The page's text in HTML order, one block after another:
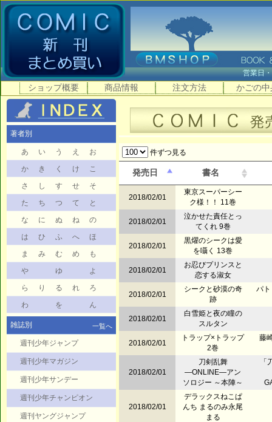
営業
ショップ概要 商品情報 注文方法 かごの中
著者別
あ い う え
お
か
き く け
こ
さ
し す せ
そ
た
ち つ て
と
な
に ぬ ね
の
は
ひ ふ へ
ほ
ま
み む め
も
や
ゆ
よ
ら
り る れ
ろ
わ
を ん
雑誌別 一覧へ
週刊少年ジャンプ
週刊少年マガジン
週刊少年サンデー
週刊少年チャンピオン
週刊ヤングジャンプ
件ずつ見る
発売日 書名
2018/02/01
東京スーパーシー
ク様！！ 11巻
2018/02/01
泣かせた責任とっ
てくれ 9巻
2018/02/01
黒燿のシークは愛
を囁く 13巻
2018/02/01
お忍びプリンスと
恋する淑女
2018/02/01
シークと砂漠の奇
跡
パ
2018/02/01
白雪姫と夜の瞳の
スルタン
2018/02/01
トラップ×トラップ
2巻
藤
2018/02/01
刀剣乱舞
―ONLINE―アン
ソロジー ～本陣～
2018/02/01
デラックスねこぱ
んち まるのみ永尾
まる